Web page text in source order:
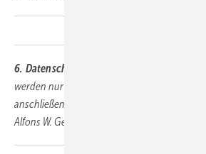
6. Datenschutz
werden nur für die Abwicklung des
anschließend gelöscht. Es gelten die
Alfons W. Gentner Verlag GmbH & Co. KG.